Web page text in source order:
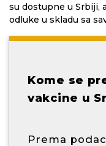
su dostupne u Srbiji,
odluke u skladu sa
Kome se
vakcine u
Prema